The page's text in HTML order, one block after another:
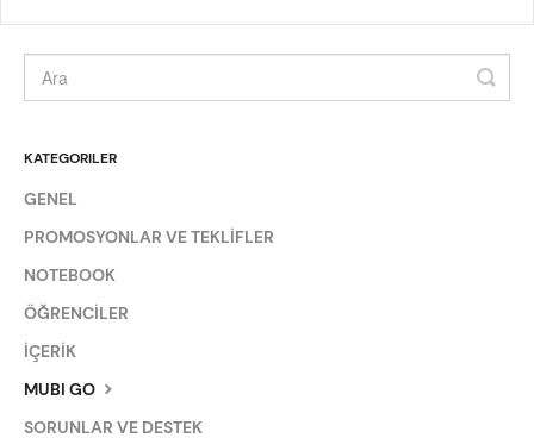
KATEGORILER
GENEL
PROMOSYONLAR VE TEKLİFLER
NOTEBOOK
ÖĞRENCİLER
İÇERİK
MUBI GO
SORUNLAR VE DESTEK